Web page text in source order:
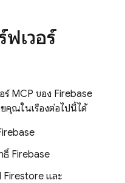
ฟเวอร์
ร์ MCP ของ Firebase
ยคุณในเรื่องต่อไปนี้ได้
ธิ์ Firebase
Firestore และ